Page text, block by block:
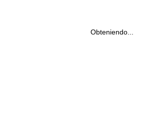
Obteniendo...